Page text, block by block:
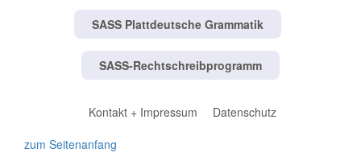
SASS Plattdeutsche Grammatik
SASS-Rechtschreibprogramm
Kontakt + Impressum
Datenschutz
zum Seitenanfang